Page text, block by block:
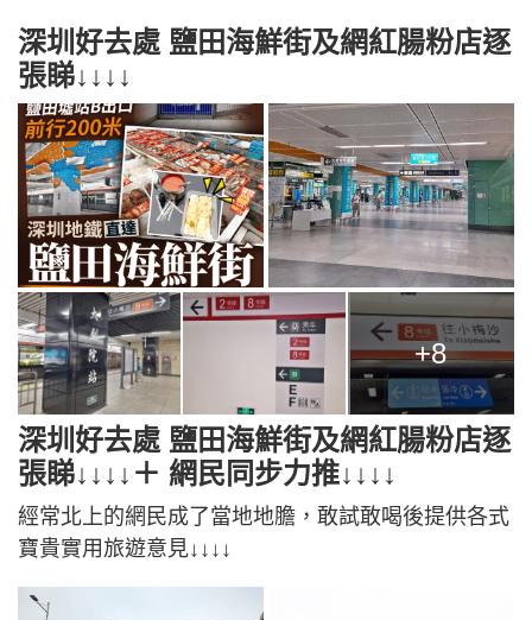
深圳好去處 鹽田海鮮街及網紅腸粉店逐
張睇↓↓↓↓
+8
深圳好去處 鹽田海鮮街及網紅腸粉店逐
張睇↓↓↓↓＋ 網民同步力推↓↓↓↓
經常北上的網民成了當地地膽，敢試敢喝後提供各式
寶貴實用旅遊意見↓↓↓↓